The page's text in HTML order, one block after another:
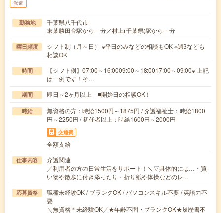
派遣
勤務地
千葉県八千代市
東葉勝田台駅から---分／村上(千葉県)駅から---分
曜日頻度
シフト制（月～日） ※平日のみなどの相談もOK ※週3なども
相談OK
時間
【シフト例】07:00～16:0009:00～18:0017:00～09:00※ 上記
は一例です！そ…
期間 即日～2ヶ月以上 ■開始日の相談OK！
時給
無資格の方：時給1500円～1875円 / 介護福祉士：時給1800
円～2250円 / 初任者以上：時給1600円～2000円
交通費
全額支給
仕事内容
介護関連
／利用者の方の日常生活をサポート！＼▽具体的には…・買
い物や散歩に付き添ったり・折り紙や体操などのレ…
応募資格
職種未経験OK / ブランクOK / パソコンスキル不要 / 英語力不
要
＼無資格＊未経験OK／★年齢不問・ブランクOK★履歴書不